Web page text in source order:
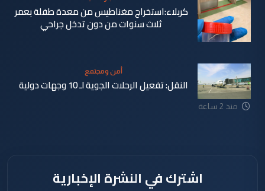
منذ 59
دقيقة
كربلاء:استخراج مغناطيس من معدة طفلة بعمر
ثلاث سنوات من دون تدخل جراحي
منذ 2 ساعة
أمن ومجتمع
النقل: تفعيل الرحلات الجوية لـ 10 وجهات دولية
اشترك في النشرة الإخبارية